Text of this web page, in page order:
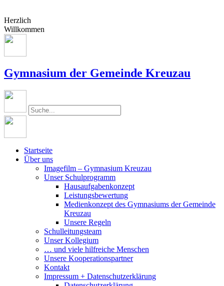
Herzlich
Willkommen
Gymnasium der Gemeinde Kreuzau
Startseite
Über uns
Imagefilm – Gymnasium Kreuzau
Unser Schulprogramm
Hausaufgabenkonzept
Leistungsbewertung
Medienkonzept des Gymnasiums der Gemeinde
Kreuzau
Unsere Regeln
Schulleitungsteam
Unser Kollegium
… und viele hilfreiche Menschen
Unsere Kooperationspartner
Kontakt
Impressum + Datenschutzerklärung